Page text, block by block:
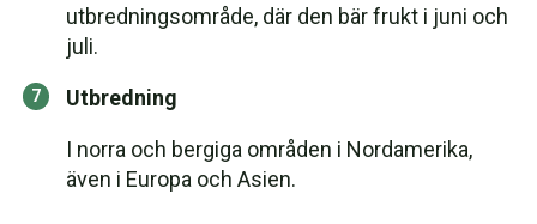
utbredningsområde, där den bär frukt i juni och
juli.
Utbredning
I norra och bergiga områden i Nordamerika,
även i Europa och Asien.